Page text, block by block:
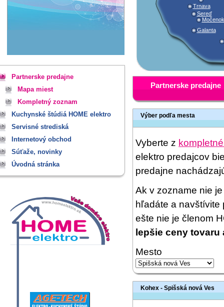
Partnerske predajne
Mapa miest
Kompletný zoznam
Kuchynské štúdiá HOME elektro
Servisné strediská
Internetový obchod
Súťaže, novinky
Úvodná stránka
Galanta
Močenok
Sereď
Trnava
Partnerske predajne
Výber podľa mesta
Vyberte z
elektro predajcov
predajne
Ak v zozname nie
hľadáte a navštívite
ešte nie je členom
lepšie ceny
Mesto
Kohex - Spišská nová Ves